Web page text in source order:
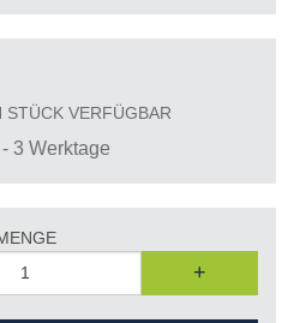
STÜCK VERFÜGBAR
- 3 Werktage
+